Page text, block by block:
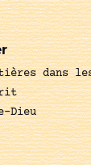
dans
Dieu